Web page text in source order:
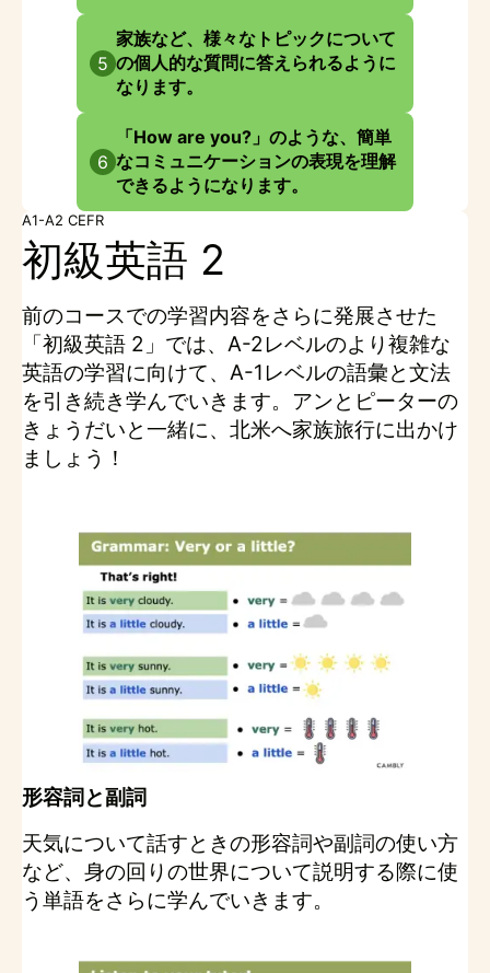
5
家族など、様々なトピックについて
の個人的な質問に答えられるように
なります。
6
「How are you?」のような、簡単
なコミュニケーションの表現を理解
できるようになります。
A1-A2 CEFR
初級英語 2
前のコースでの学習内容をさらに発展させた
「初級英語 2」では、A-2レベルのより複雑な
英語の学習に向けて、A-1レベルの語彙と文法
を引き続き学んでいきます。アンとピーターの
きょうだいと一緒に、北米へ家族旅行に出かけ
ましょう！
形容詞と副詞
天気について話すときの形容詞や副詞の使い方
など、身の回りの世界について説明する際に使
う単語をさらに学んでいきます。